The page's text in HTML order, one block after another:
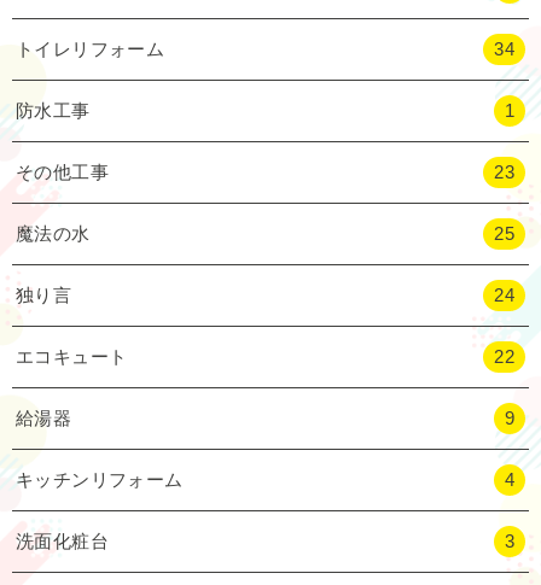
トイレリフォーム 34
防水工事 1
その他工事 23
魔法の水 25
独り言 24
エコキュート 22
給湯器 9
キッチンリフォーム 4
洗面化粧台 3